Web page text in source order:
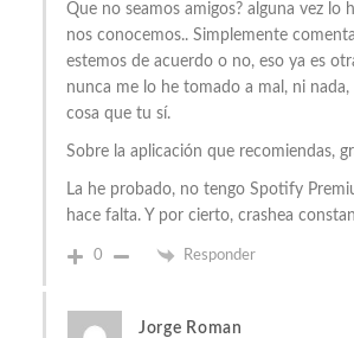
Que no seamos amigos? alguna vez lo
nos conocemos.. Simplemente
estemos de acuerdo o no, eso ya es
nunca me lo he tomado a mal, ni
cosa que tu sí.
Sobre la aplicación que recomiendas,
La he probado, no tengo Spotify
hace falta. Y por cierto, crashea
0 Responder
Jorge Roman